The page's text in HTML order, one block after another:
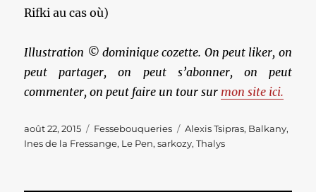
Rifki au cas où)
Illustration © dominique cozette. On peut liker, on
peut partager, on peut s’abonner, on peut
commenter, on peut faire un tour sur mon site ici.
Publié
le
août 22, 2015 Catégories
Fessebouqueries Étiquettes
Alexis Tsipras, Balkany,
Ines de la Fressange, Le Pen,sarkozy,Thalys